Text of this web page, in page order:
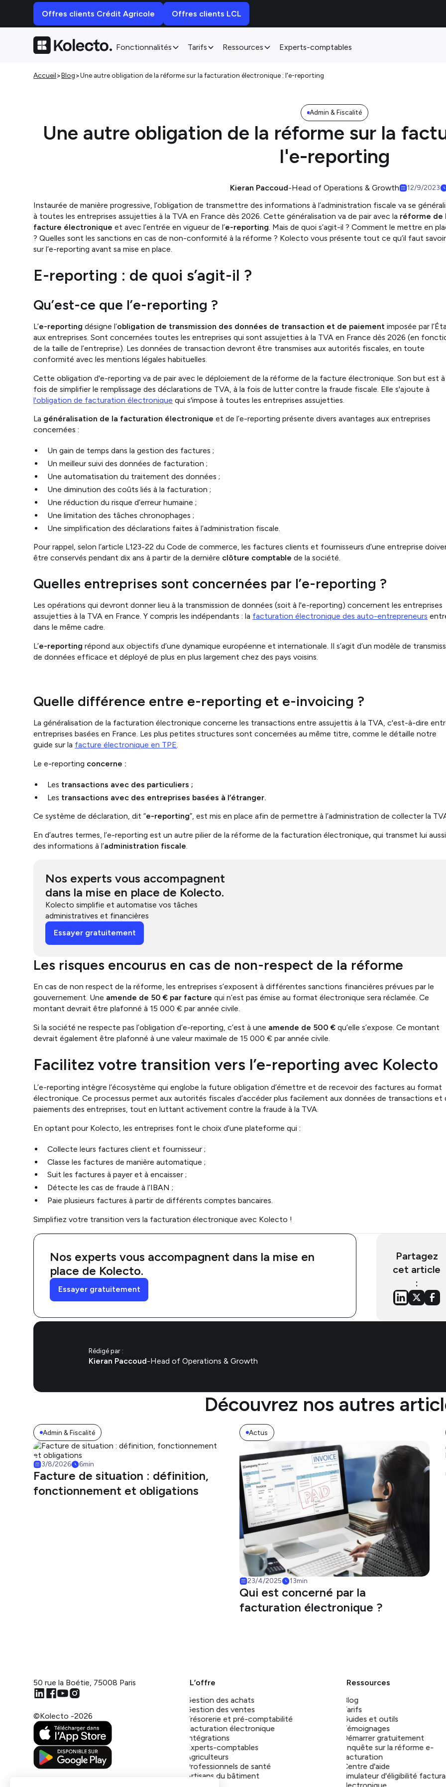
Offres clients Crédit Agricole Offres clients LCL
Fonctionnalités Tarifs Ressources Experts-comptables
Accueil>Blog>Une autre obligation de la réforme sur la facturation électronique : l'e-reporting
Admin & Fiscalité
Une autre obligation de la réforme sur la
l'e-reporting
Kieran Paccoud-Head of Operations & Growth 12/9/2023
Instaurée de manière progressive, l’obligation de transmettre des informations à l’administration fiscale va se
à toutes les entreprises assujetties à la TVA en France dès 2026. Cette généralisation va de pair avec la réforme de
facture électronique et avec l’entrée en vigueur de l’e-reporting . Mais de quoi s’agit-il ? Comment le mettre en
? Quelles sont les sanctions en cas de non-conformité à la réforme ? Kolecto vous présente tout ce qu’il faut savoir
sur l’e-reporting avant sa mise en place.
E-reporting : de quoi s’agit-il ?
Qu’est-ce que l’e-reporting ?
L’e-reportingdésigne l’obligation de transmission des données de transaction et de paiement imposée par
aux entreprises. Sont concernées toutes les entreprises qui sont assujetties à la TVA en France dès 2026 (en
de la taille de l’entreprise). Les données de transaction devront être transmises aux autorités fiscales, en toute
conformité avec les mentions légales habituelles.
Cette obligation d'e-reporting va de pair avec le déploiement de la réforme de la facture électronique. Son but est à
fois de simplifier le remplissage des déclarations de TVA, à la fois de lutter contre la fraude fiscale. Elle s'ajoute à
l'obligation de facturation électronique qui s'impose à toutes les entreprises assujetties.
La généralisation de la facturation électronique et de l’e-reporting présente divers avantages aux entreprises
concernées :
Un gain de temps dans la gestion des factures ;
Un meilleur suivi des données de facturation ;
Une automatisation du traitement des données ;
Une diminution des coûts liés à la facturation ;
Une réduction du risque d’erreur humaine ;
Une limitation des tâches chronophages ;
Une simplification des déclarations faites à l’administration fiscale.
Pour rappel, selon l’article L123-22 du Code de commerce, les factures clients et fournisseurs d’une entreprise
être conservés pendant dix ans à partir de la dernière clôture comptable de la société.
Quelles entreprises sont concernées par l’e-reporting ?
Les opérations qui devront donner lieu à la transmission de données (soit à l'e-reporting) concernent les entreprises
assujetties à la TVA en France. Y compris les indépendants : la facturation électronique des auto-entrepreneurs
dans le même cadre.
L’e-reporting répond aux objectifs d’une dynamique européenne et internationale. Il s’agit d’un modèle de
de données efficace et déployé de plus en plus largement chez des pays voisins.
Quelle différence entre e-reporting et e-invoicing ?
La généralisation de la facturation électronique concerne les transactions entre assujettis à la TVA, c'est-à-dire
entreprises basées en France. Les plus petites structures sont concernées au même titre, comme le détaille notre
guide sur la facture électronique en TPE.
Le e-reporting concerne :
Les transactions avec des particuliers ;
Les transactions avec des entreprises basées à l’étranger.
Ce système de déclaration, dit “e-reporting”, est mis en place afin de permettre à l’administration de collecter la
En d’autres termes, l’e-reporting est un autre pilier de la réforme de la facturation électronique,qui transmet lui aussi
des informations à l’administration fiscale.
Nos experts vous accompagnent
dans la mise en place de Kolecto.
Kolecto simplifie et automatise vos tâches
administratives et financières
Essayer gratuitement
Les risques encourus en cas de non-respect de la réforme
En cas de non respect de la réforme, les entreprises s’exposent à différentes sanctions financières prévues par le
gouvernement. Une amende de 50 € par facture qui n’est pas émise au format électronique sera réclamée. Ce
montant devrait être plafonné à 15 000 € par année civile.
Si la société ne respecte pas l’obligation d’e-reporting, c’est à une amende de 500 € qu’elle s’expose. Ce montant
devrait également être plafonné à une valeur maximale de 15 000 € par année civile.
Facilitez votre transition vers l’e-reporting avec Kolecto
L’e-reporting intègre l’écosystème qui englobe la future obligation d’émettre et de recevoir des factures au format
électronique. Ce processus permet aux autorités fiscales d’accéder plus facilement aux données de transactions et
paiements des entreprises, tout en luttant activement contre la fraude à la TVA.
En optant pour Kolecto, les entreprises font le choix d’une plateforme qui :
Collecte leurs factures client et fournisseur ;
Classe les factures de manière automatique ;
Suit les factures à payer et à encaisser ;
Détecte les cas de fraude à l’IBAN ;
Paie plusieurs factures à partir de différents comptes bancaires.
Simplifiez votre transition vers la facturation électronique avec Kolecto !
Nos experts vous accompagnent dans la mise en
place de Kolecto.
Essayer gratuitement
Partagez
cet article
:
Rédigé par :
Kieran Paccoud-Head of Operations & Growth
Découvrez nos autres
Admin & Fiscalité
3/8/2026 6min
Facture de situation : définition,
fonctionnement et obligations
Actus
23/4/2025 13min
Qui est concerné par la
facturation électronique ?
50 rue la Boétie, 75008 Paris
©Kolecto -2026
L’offre
Gestion des achats
Gestion des ventes
Trésorerie et pré-comptabilité
Facturation électronique
Intégrations
Experts-comptables
Agriculteurs
Professionnels de santé
Artisans du bâtiment
Ressources
Blog
Tarifs
Guides et outils
Témoignages
Démarrer gratuitement
Enquête sur la réforme e-
facturation
Centre d'aide
Simulateur d'éligibilité